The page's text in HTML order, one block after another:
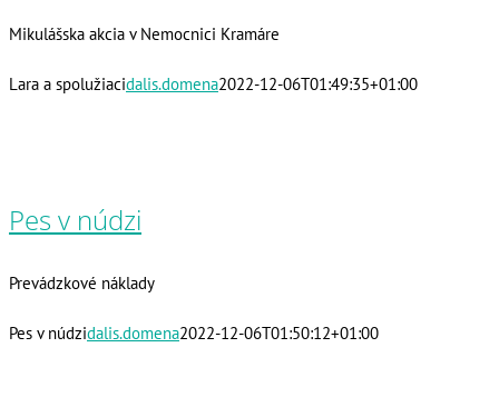
Mikulášska akcia v Nemocnici Kramáre
Lara a spolužiacidalis.domena2022-12-06T01:49:35+01:00
Pes v núdzi
Prevádzkové náklady
Pes v núdzidalis.domena2022-12-06T01:50:12+01:00